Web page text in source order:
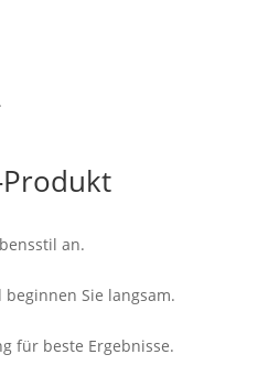
Produkt
an.
Sie langsam.
für beste Ergebnisse.